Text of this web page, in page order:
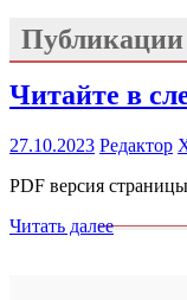
Публикации
Читайте в
27.10.2023 Редактор
PDF версия страницы
Читать далее